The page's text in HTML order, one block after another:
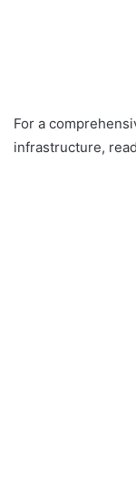
For a
infrastructure,